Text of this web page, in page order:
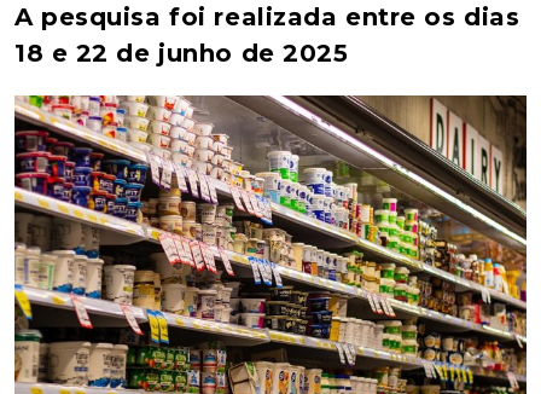
A pesquisa foi realizada entre os dias
18 e 22 de junho de 2025